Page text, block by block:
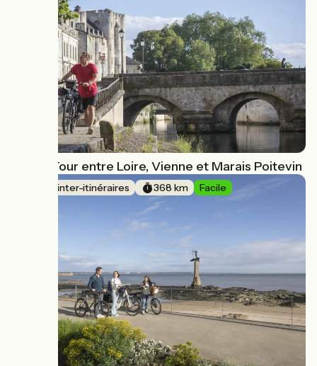
Grand Tour entre Loire, Vienne et Marais Poitevin
Boucle inter-itinéraires 368 km Facile